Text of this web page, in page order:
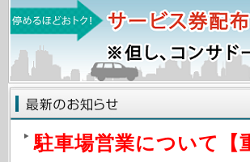
駐車場営業について【